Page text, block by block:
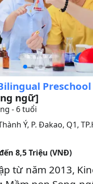
Preschool
ngữ]
- 6 tuổi
Ý, P. Đakao, Q1,
8,5 Triệu (VNĐ)
từ năm 2013,